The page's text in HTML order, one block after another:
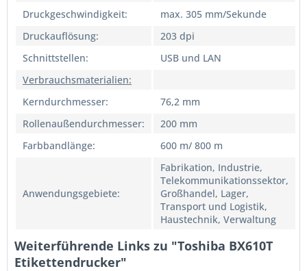
Druckgeschwindigkeit:
max. 305 mm/Sekunde
Druckauflösung:
203 dpi
Schnittstellen:
USB und LAN
Verbrauchsmaterialien:
Kerndurchmesser:
76,2 mm
Rollenaußendurchmesser:
200 mm
Farbbandlänge:
600 m/ 800 m
Anwendungsgebiete:
Fabrikation, Industrie,
Telekommunikationssektor,
Großhandel, Lager,
Transport und Logistik,
Haustechnik, Verwaltung
Weiterführende Links zu "Toshiba BX610T
Etikettendrucker"